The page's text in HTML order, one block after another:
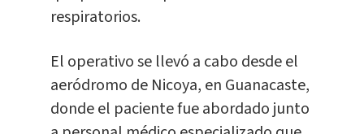
respiratorios.
El operativo se llevó a cabo desde el
aeródromo de Nicoya, en Guanacaste,
donde el paciente fue abordado junto